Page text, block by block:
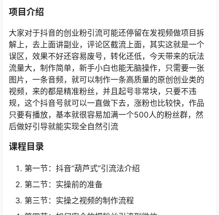
项目介绍
大家对于抖音的创业粉引流可能还停留在发视频做项目拆
解上，去上面讲副业，评论区截流上面，其实这就是一个
误区，效果不好还容易废号，转化还低，今天带来的玩法
流量大，制作简单，新手小白也能无脑操作，只需要一张
图片，一条音频，就可以制作一条高质量的原创创业类的
视频，来的都是精准粉丝，并且起号非常块，只要不违
规，这个抖音号就可以一直做下去，涨粉也比较快，作品
只要有播放，基本就很容易加满一个500人的粉丝群，然
后做好引导就能实现全自然引流
课程目录
第一节：抖音“葫芦式”引流法介绍
第二节：实操前的准备
第三节：实操之视频的制作流程